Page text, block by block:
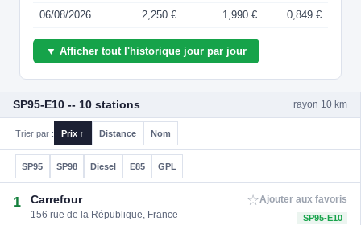
06/08/2026 2,250 € 1,990 € 0,849 €
▼ Afficher tout l'historique jour par jour
SP95-E10 -- 10 stations rayon 10 km
Trier par : Prix ↑ Distance Nom
SP95 SP98 Diesel E85 GPL
1 Carrefour
156 rue de la République, France
☆Ajouter aux favoris
SP95-E10